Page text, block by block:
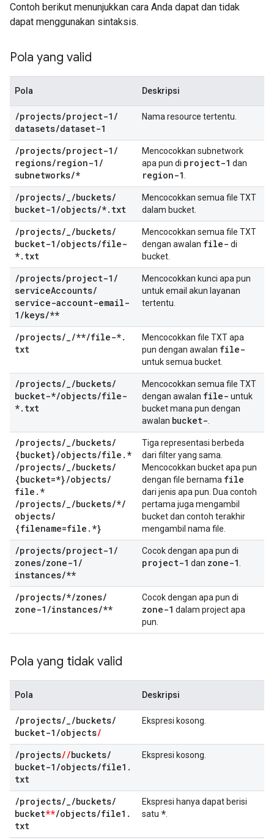
Contoh berikut menunjukkan cara Anda dapat dan tidak
dapat menggunakan sintaksis.
Pola yang valid
Pola Deskripsi
/projects/project-1 /
datasets/dataset-1
Nama resource tertentu.
/projects/project-1 /
regions/region-1 /
subnetworks/*
Mencocokkan subnetwork
apa pun di project-1 dan
region-1
/projects/_/buckets/
bucket-1 /objects/*. txt
Mencocokkan semua file TXT
dalam bucket.
/projects/_/buckets/
bucket-1 /objects/file-
*. txt
Mencocokkan semua file TXT
dengan awalan file- di
bucket.
/projects/project-1 /
serviceAccounts/
service-account-email-
1 /keys/**
Mencocokkan kunci apa pun
untuk email akun layanan
tertentu.
/projects/_/**/file-*.
txt
Mencocokkan file TXT apa
pun dengan awalan file-
untuk semua bucket.
/projects/_/buckets/
bucket-*/objects/file-
*. txt
Mencocokkan semua file TXT
dengan awalan file- untuk
bucket mana pun dengan
awalan bucket-
/projects/_/buckets/
{bucket}/objects/file . *
/projects/_/buckets/
{bucket=*}/objects/
file . *
/projects/_/buckets/*/
objects/
{filename=file . *}
Tiga representasi berbeda
dari filter yang sama.
Mencocokkan bucket apa pun
dengan file bernama file
dari jenis apa pun. Dua contoh
pertama juga mengambil
bucket dan contoh terakhir
mengambil nama file.
/projects/project-1 /
zones/zone-1 /
instances/**
Cocok dengan apa pun di
project-1 dan zone-1
/projects/*/zones/
zone-1 /instances/**
Cocok dengan apa pun di
zone-1 dalam project apa
pun.
Pola yang tidak valid
Pola Deskripsi
/projects/_/buckets/
bucket-1 /objects/
Ekspresi kosong.
/projects//buckets/
bucket-1 /objects/file1 .
txt
Ekspresi kosong.
/projects/_/buckets/
bucket**/objects/file1 .
txt
Ekspresi hanya dapat berisi
satu *